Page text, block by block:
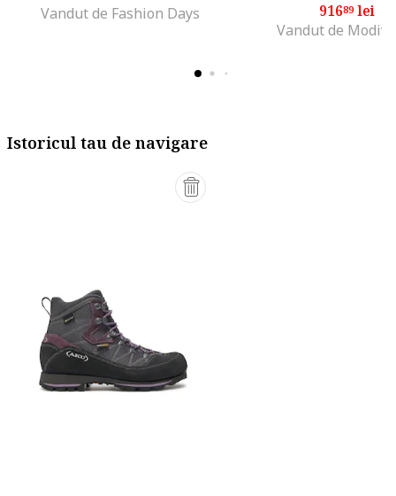
Vandut de Fashion Days
91689lei
Vandut de
Istoricul tau de navigare